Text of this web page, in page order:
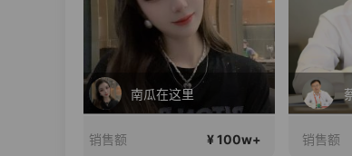
销售额 ¥ 100w+ 销售额